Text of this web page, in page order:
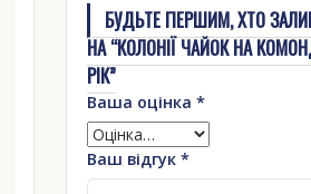
БУДЬТЕ ПЕРШИМ, ХТО
НА “КОЛОНІЇ ЧАЙОК НА
РІК”
Ваша оцінка *
Ваш відгук *